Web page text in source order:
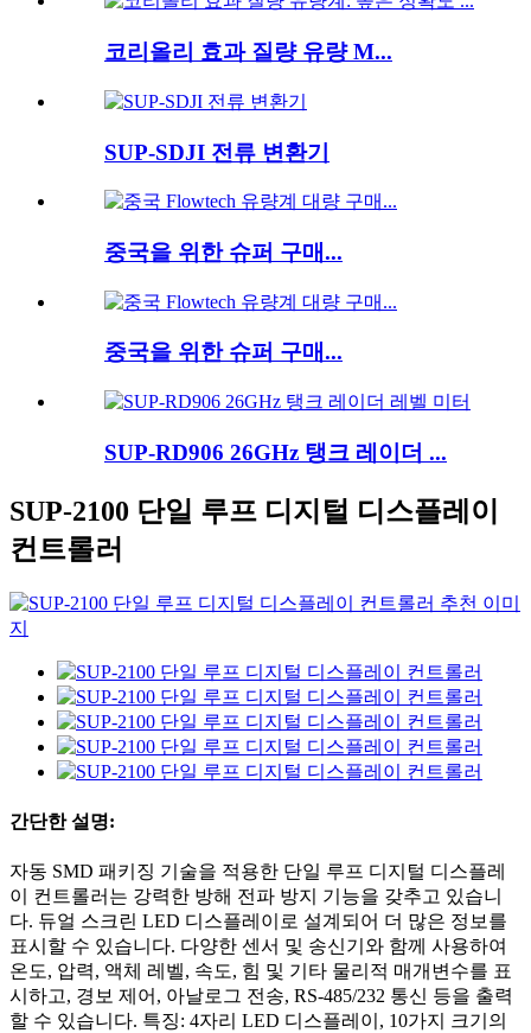
코리올리 효과 질량 유량 M...
SUP-SDJI 전류 변환기
중국을 위한 슈퍼 구매...
중국을 위한 슈퍼 구매...
SUP-RD906 26GHz 탱크 레이더 ...
SUP-2100 단일 루프 디지털 디스플레이
컨트롤러
간단한 설명:
자동 SMD 패키징 기술을 적용한 단일 루프 디지털 디스플레
이 컨트롤러는 강력한 방해 전파 방지 기능을 갖추고 있습니
다. 듀얼 스크린 LED 디스플레이로 설계되어 더 많은 정보를
표시할 수 있습니다. 다양한 센서 및 송신기와 함께 사용하여
온도, 압력, 액체 레벨, 속도, 힘 및 기타 물리적 매개변수를 표
시하고, 경보 제어, 아날로그 전송, RS-485/232 통신 등을 출력
할 수 있습니다. 특징: 4자리 LED 디스플레이, 10가지 크기의